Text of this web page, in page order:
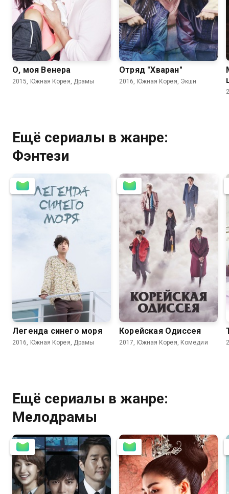
8.1 7.7
О, моя Венера
2015, Южная Корея, Драмы
8.5 8.0
Отряд "Хваран"
2016, Южная Корея, Экшн
Ещё сериалы в жанре:
Фэнтези
8.3 8.1
Легенда синего моря
2016, Южная Корея, Драмы
8.2 7.9
Корейская Одиссея
2017, Южная Корея, Комедии
Ещё сериалы в жанре:
Мелодрамы